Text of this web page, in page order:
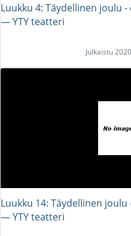
Luukku 4: Täydellinen joulu -
― YTY teatteri
Julkaistu
Luukku 14: Täydellinen joulu
― YTY teatteri